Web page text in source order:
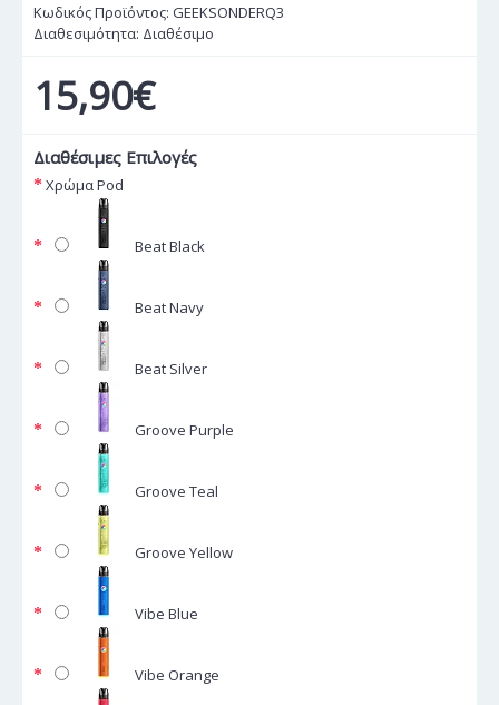
Κωδικός Προϊόντος: GEEKSONDERQ3
Διαθεσιμότητα: Διαθέσιμο
15,90€
Διαθέσιμες Επιλογές
Χρώμα Pod
Beat Black
Beat Navy
Beat Silver
Groove Purple
Groove Teal
Groove Yellow
Vibe Blue
Vibe Orange